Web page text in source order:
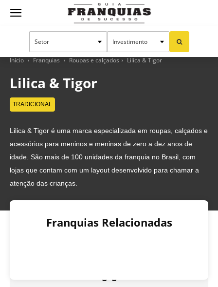
Guia
Franquias
Sucesso
Início Franquias Roupas e calçados Lilica & Tigor
Lilica & Tigor
TRADICIONAL
Lilica & Tigor é uma marca especializada em roupas, calçados e
acessórios para meninos e meninas de zero a dez anos de
idade. São mais de 100 unidades da franquia no Brasil, com
lojas que contam com um layout desenvolvido para chamar a
atenção das crianças.
Franquias Relacionadas